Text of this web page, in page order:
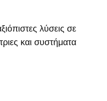
λύσεις σε
και συστήματα